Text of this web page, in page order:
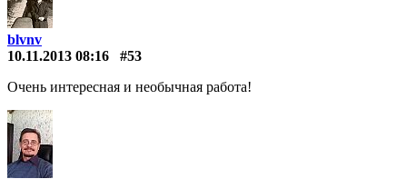
blvnv
10.11.2013 08:16
#53
Очень интересная и необычная работа!